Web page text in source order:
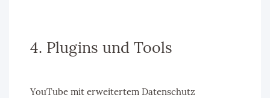
4. Plugins und Tools
YouTube mit erweitertem Datenschutz